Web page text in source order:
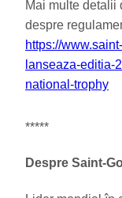
Mai multe detalii
despre
https://
lanseaza-editia-
national-trophy
*****
Despre Saint-